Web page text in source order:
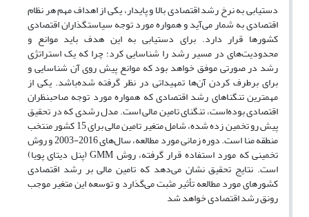
دستیابی به نرخ رشد اقتصادی بالا و پایدار، یکی از اهداف مهم هر نظام
اقتصادی به شمار می‌آید و همواره مورد توجه سیاستگذاران اقتصادی
کشورها قرار دارد. برای دستیابی به این هدف باید موانع و
محدودیت‌های در مسیر رشد را شناسایی کرد؛ چرا که یک استراتژی
رشد در صورتی موفق خواهد بود که موانع پیش روی آن شناسایی و
برای برطرف کردن آن‌ها تمهیداتی در نظر گرفته شده‌باشد. یکی از
مهمترین تنگناهای رشد اقتصادی که همواره مورد توجه صاحبنظران
اقتصادی بوده‌است، تنگنای تامین مالی است. مدل رشدی که در تحقیق
پیش رو تخمین زده ‌شده، شامل متغیر تامین مالی برای 15 کشور منتخب
منطقه منا ‌است. دوره زمانی مورد مطالعه، سال‌های 2016-2003 و روش
تخمینی که مورد استفاده قرار گرفته، روش GMM (پنل دیتای پویا)
است. نتایج تحقیق نشان می‌دهد که تامین مالی بر رشد اقتصادی
کشورهای مورد مطالعه تأثیر مثبت می‌گذارد و توسعه این متغیر موجب
رونق رشد اقتصادی خواهد شد